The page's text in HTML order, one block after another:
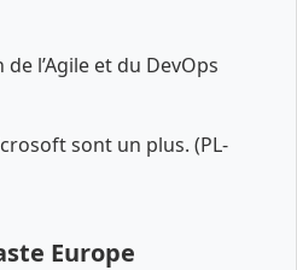
l’Agile et du DevOps
sont un plus. (PL-
Europe